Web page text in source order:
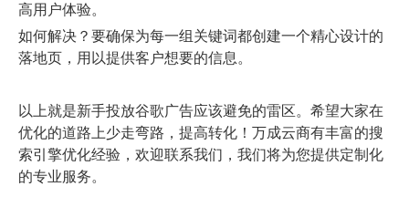
高用户体验。
如何解决？要确保为每一组关键词都创建一个精心设计的
落地页，用以提供客户想要的信息。
以上就是新手投放谷歌广告应该避免的雷区。希望大家在
优化的道路上少走弯路，提高转化！万成云商有丰富的搜
索引擎优化经验，欢迎联系我们，我们将为您提供定制化
的专业服务。